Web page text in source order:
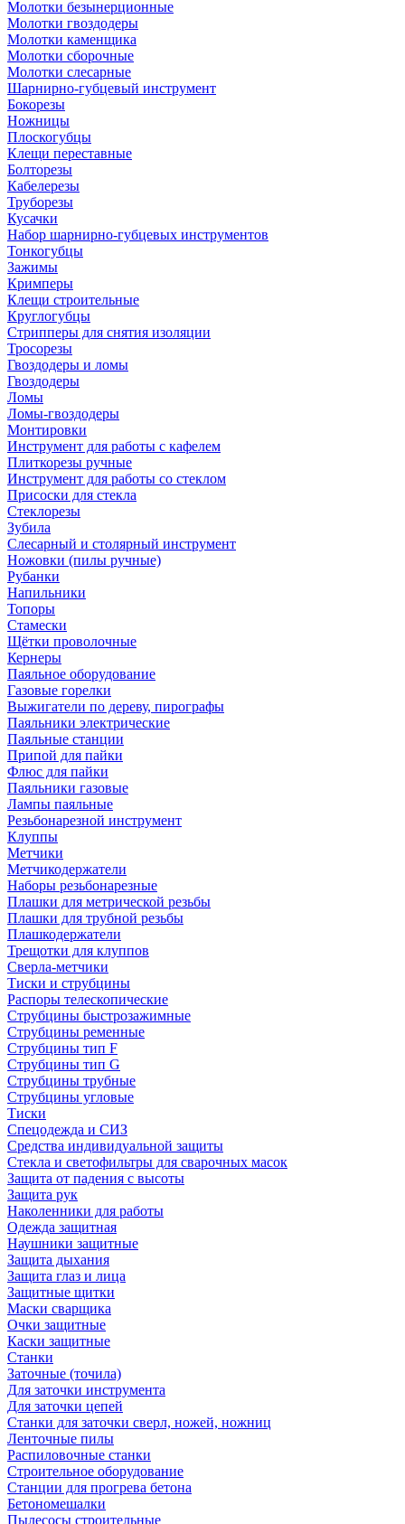
Молотки безынерционные
Молотки гвоздодеры
Молотки каменщика
Молотки сборочные
Молотки слесарные
Шарнирно-губцевый инструмент
Бокорезы
Ножницы
Плоскогубцы
Клещи переставные
Болторезы
Кабелерезы
Труборезы
Кусачки
Набор шарнирно-губцевых инструментов
Тонкогубцы
Зажимы
Кримперы
Клещи строительные
Круглогубцы
Стрипперы для снятия изоляции
Тросорезы
Гвоздодеры и ломы
Гвоздодеры
Ломы
Ломы-гвоздодеры
Монтировки
Инструмент для работы с кафелем
Плиткорезы ручные
Инструмент для работы со стеклом
Присоски для стекла
Стеклорезы
Зубила
Слесарный и столярный инструмент
Ножовки (пилы ручные)
Рубанки
Напильники
Топоры
Стамески
Щётки проволочные
Кернеры
Паяльное оборудование
Газовые горелки
Выжигатели по дереву, пирографы
Паяльники электрические
Паяльные станции
Припой для пайки
Флюс для пайки
Паяльники газовые
Лампы паяльные
Резьбонарезной инструмент
Клуппы
Метчики
Метчикодержатели
Наборы резьбонарезные
Плашки для метрической резьбы
Плашки для трубной резьбы
Плашкодержатели
Трещотки для клуппов
Сверла-метчики
Тиски и струбцины
Распоры телескопические
Струбцины быстрозажимные
Струбцины ременные
Струбцины тип F
Струбцины тип G
Струбцины трубные
Струбцины угловые
Тиски
Спецодежда и СИЗ
Средства индивидуальной защиты
Стекла и светофильтры для сварочных масок
Защита от падения с высоты
Защита рук
Наколенники для работы
Одежда защитная
Наушники защитные
Защита дыхания
Защита глаз и лица
Защитные щитки
Маски сварщика
Очки защитные
Каски защитные
Станки
Заточные (точила)
Для заточки инструмента
Для заточки цепей
Станки для заточки сверл, ножей, ножниц
Ленточные пилы
Распиловочные станки
Строительное оборудование
Станции для прогрева бетона
Бетономешалки
Пылесосы строительные